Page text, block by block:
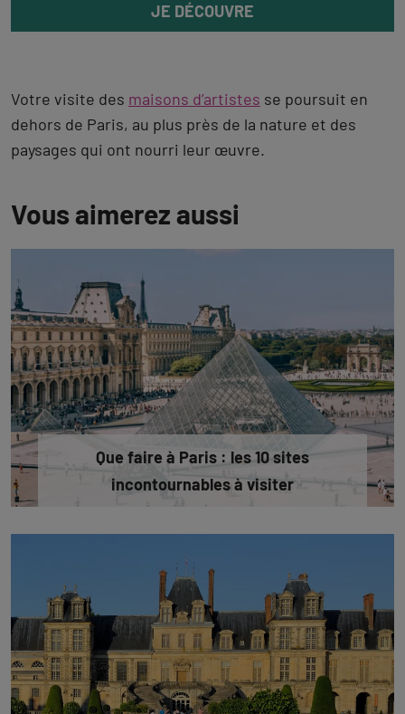
JE DÉCOUVRE
Votre visite des maisons d’artistes se poursuit en
dehors de Paris, au plus près de la nature et des
paysages qui ont nourri leur œuvre.
Vous aimerez aussi
Que faire à Paris : les 10 sites
incontournables à visiter